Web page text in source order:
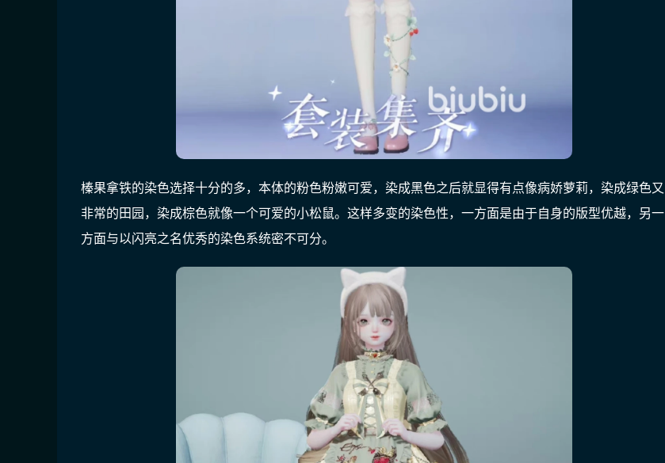
榛果拿铁的染色选择十分的多，本体的粉色粉嫩可爱，染成黑色之后就显得有点像病娇萝莉，染成绿色又
非常的田园，染成棕色就像一个可爱的小松鼠。这样多变的染色性，一方面是由于自身的版型优越，另一
方面与以闪亮之名优秀的染色系统密不可分。